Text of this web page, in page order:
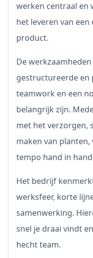
werken centraal en
het leveren van
product.
De
gestructureerde en
teamwork en een
belangrijk zijn.
met het verzorgen,
maken van
tempo hand in
Het bedrijf
werksfeer, korte
samenwerking.
snel je draai vindt
hecht team.